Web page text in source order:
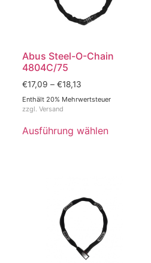
Abus Steel-O-Chain
4804C/75
€17,09 – €18,13
Enthält 20% Mehrwertsteuer
zzgl. Versand
Ausführung wählen